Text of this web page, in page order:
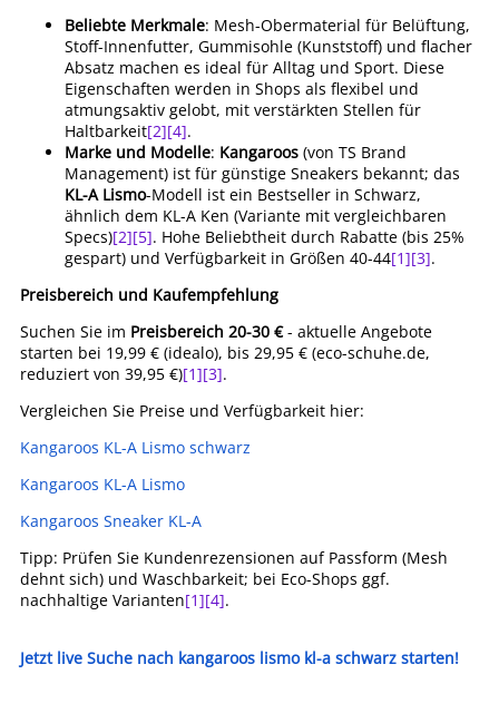
Beliebte Merkmale: Mesh-Obermaterial für Belüftung,
Stoff-Innenfutter, Gummisohle (Kunststoff) und flacher
Absatz machen es ideal für Alltag und Sport. Diese
Eigenschaften werden in Shops als flexibel und
atmungsaktiv gelobt, mit verstärkten Stellen für
Haltbarkeit[2][4].
Marke und Modelle: Kangaroos (von TS Brand
Management) ist für günstige Sneakers bekannt; das
KL-A Lismo-Modell ist ein Bestseller in Schwarz,
ähnlich dem KL-A Ken (Variante mit vergleichbaren
Specs)[2][5]. Hohe Beliebtheit durch Rabatte (bis 25%
gespart) und Verfügbarkeit in Größen 40-44[1][3].
Preisbereich und Kaufempfehlung
Suchen Sie im Preisbereich 20-30 €- aktuelle Angebote
starten bei 19,99 € (idealo), bis 29,95 € (eco-schuhe.de,
reduziert von 39,95 €)[1][3].
Vergleichen Sie Preise und Verfügbarkeit hier:
Kangaroos KL-A Lismo schwarz
Kangaroos KL-A Lismo
Kangaroos Sneaker KL-A
Tipp: Prüfen Sie Kundenrezensionen auf Passform (Mesh
dehnt sich) und Waschbarkeit; bei Eco-Shops ggf.
nachhaltige Varianten[1][4].
Jetzt live Suche nach kangaroos lismo kl-a schwarz starten!